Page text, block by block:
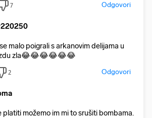
7 Odgovori
malo poigrali s arkanovim delijama u
zla😂😂😂😂😂😂
2 Odgovori
platiti možemo im mi to srušiti bombama.